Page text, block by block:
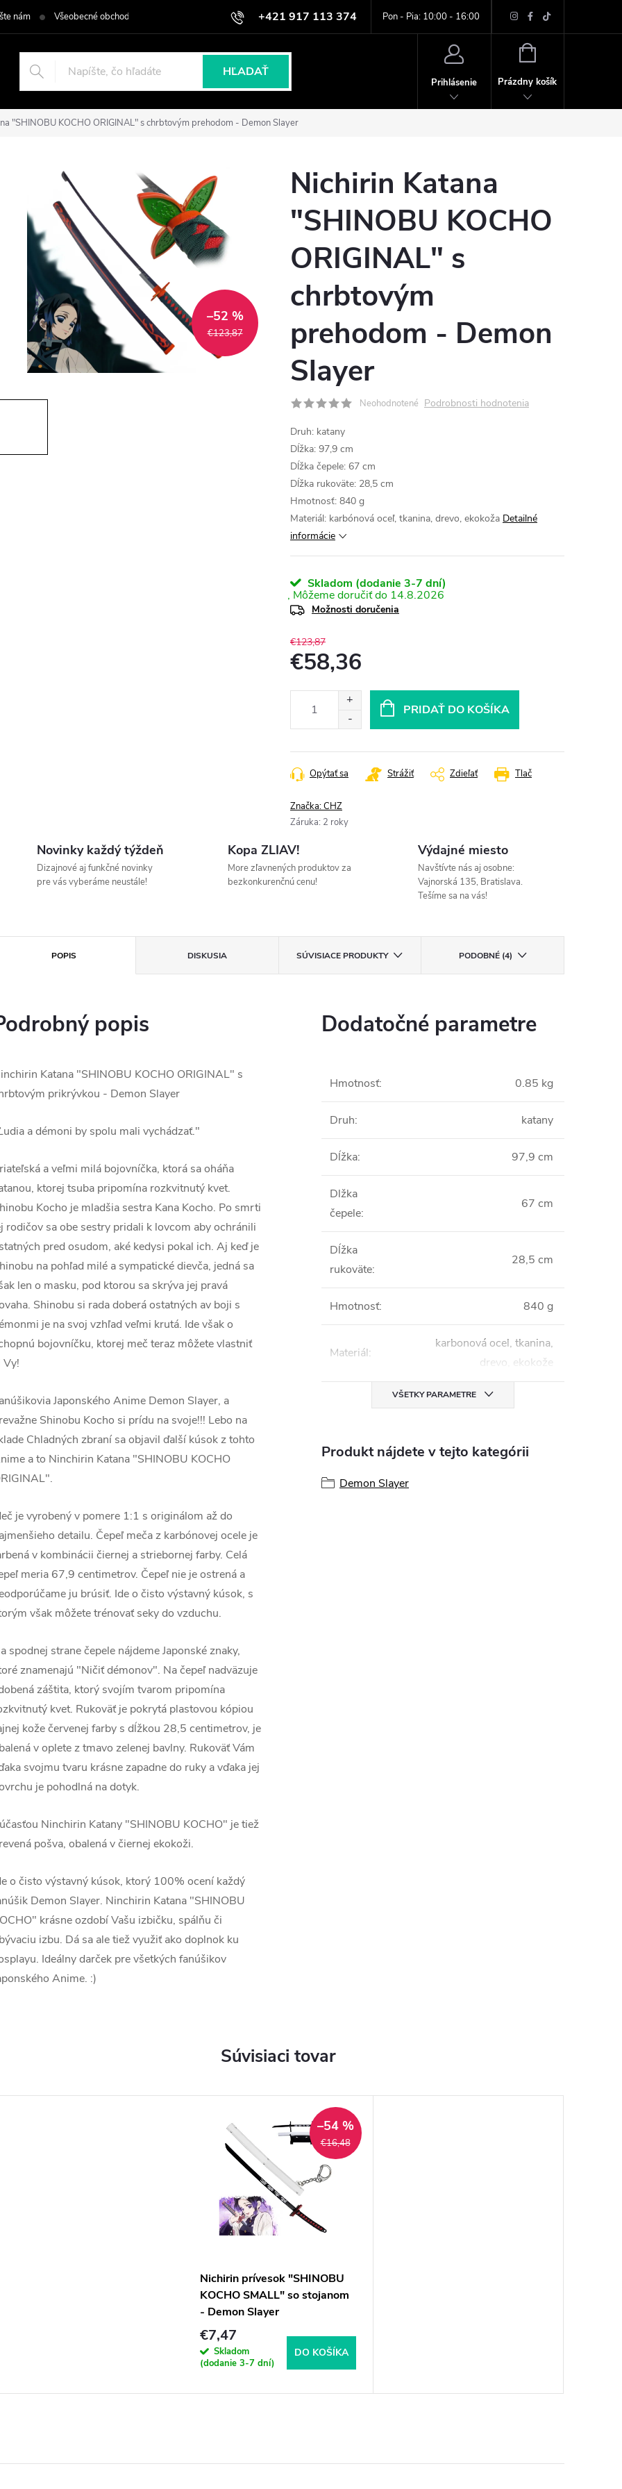
+421 917 113 374 Pon - Pia: 10:00 - 16:00
nám Všeobecné obchodné podmienky Podmienky ochrany osobných údajov
HĽADAŤ
Prihlásenie
NÁKUPNÝ
Prázdny košík
"SHINOBU KOCHO ORIGINAL" s chrbtovým prehodom - Demon Slayer
€123,87
–52 %
Nichirin Katana
"SHINOBU KOCHO
ORIGINAL" s
chrbtovým
prehodom - Demon
Slayer
Neohodnotené Podrobnosti hodnotenia
Druh: katany
Dĺžka: 97,9 cm
Dĺžka čepele: 67 cm
Dĺžka rukoväte: 28,5 cm
Hmotnosť: 840 g
Materiál: karbónová oceľ, tkanina, drevo, ekokoža Detailné
informácie
Skladom (dodanie 3-7 dní)
14.8.2026
Možnosti doručenia
€123,87
€58,36
PRIDAŤ DO KOŠÍKA
Tlač
Opýtať sa Strážiť Zdieľať
Značka:CHZ
Záruka: 2 roky
Novinky každý týždeň
Dizajnové aj funkčné novinky
pre vás vyberáme neustále!
Kopa ZLIAV!
More zľavnených produktov za
bezkonkurenčnú cenu!
Výdajné miesto
Navštívte nás aj osobne:
Vajnorská 135, Bratislava.
Tešíme sa na vás!
POPIS DISKUSIA SÚVISIACE PRODUKTY PODOBNÉ (4)
popis
Katana "SHINOBU KOCHO ORIGINAL" s
prikrývkou - Demon Slayer
a démoni by spolu mali vychádzať."
a veľmi milá bojovníčka, ktorá sa oháňa
ktorej tsuba pripomína rozkvitnutý kvet.
Kocho je mladšia sestra Kana Kocho. Po smrti
rodičov sa obe sestry pridali k lovcom aby ochránili
pred osudom, aké kedysi pokal ich. Aj keď je
na pohľad milé a sympatické dievča, jedná sa
len o masku, pod ktorou sa skrýva jej pravá
Shinobu si rada doberá ostatných av boji s
je na svoj vzhľad veľmi krutá. Ide však o
bojovníčku, ktorej meč teraz môžete vlastniť
Vy!
Japonského Anime Demon Slayer, a
Shinobu Kocho si prídu na svoje!!! Lebo na
Chladných zbraní sa objavil ďalší kúsok z tohto
a to Ninchirin Katana "SHINOBU KOCHO
je vyrobený v pomere 1:1 s originálom až do
detailu. Čepeľ meča z karbónovej ocele je
v kombinácii čiernej a striebornej farby. Celá
meria 67,9 centimetrov. Čepeľ nie je ostrená a
ju brúsiť. Ide o čisto výstavný kúsok, s
však môžete trénovať seky do vzduchu.
spodnej strane čepele nájdeme Japonské znaky,
znamenajú "Ničiť démonov". Na čepeľ nadväzuje
záštita, ktorý svojím tvarom pripomína
kvet. Rukoväť je pokrytá plastovou kópiou
kože červenej farby s dĺžkou 28,5 centimetrov, je
v oplete z tmavo zelenej bavlny. Rukoväť Vám
svojmu tvaru krásne zapadne do ruky a vďaka jej
je pohodlná na dotyk.
Ninchirin Katany "SHINOBU KOCHO" je tiež
pošva, obalená v čiernej ekokoži.
o čisto výstavný kúsok, ktorý 100% ocení každý
Demon Slayer. Ninchirin Katana "SHINOBU
krásne ozdobí Vašu izbičku, spálňu či
izbu. Dá sa ale tiež využiť ako doplnok ku
Ideálny darček pre všetkých fanúšikov
Anime. :)
Dodatočné parametre
Hmotnosť: 0.85 kg
Druh: katany
Dĺžka: 97,9 cm
Dlžka
čepele:
67 cm
Dĺžka
rukoväte:
28,5 cm
Hmotnosť: 840 g
Materiál:
karbonová ocel, tkanina,
drevo, ekokože
VŠETKY PARAMETRE
Produkt nájdete v tejto kategórii
Demon Slayer
Súvisiaci tovar
€16,48
–54 %
Nichirin prívesok "SHINOBU
KOCHO SMALL" so stojanom
- Demon Slayer
€7,47
Skladom
(dodanie 3-7 dní)
DO KOŠÍKA